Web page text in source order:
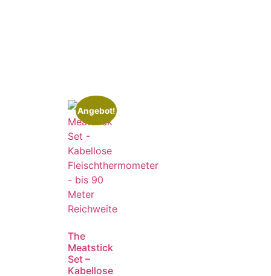
Angebot!
The
Meatstick
Set –
Kabellose